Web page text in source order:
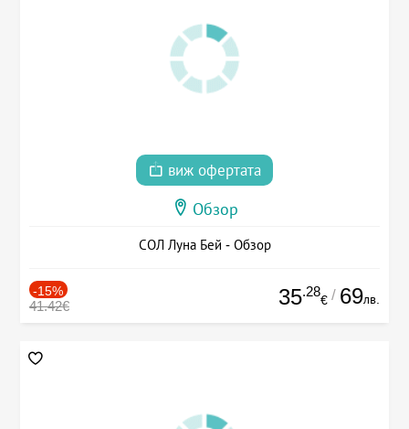
виж офертата
Обзор
СОЛ Луна Бей - Обзор
-15%
41.42€ 35.28
€ / 69лв.